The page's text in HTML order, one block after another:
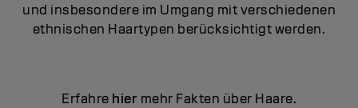
und insbesondere im Umgang mit verschiedenen
ethnischen Haartypen berücksichtigt werden.
Erfahre hier mehr Fakten über Haare.